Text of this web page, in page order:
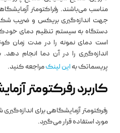
جهت اندازه‌گیری بریکس و ضریب
دستگاه به سیستم تنظیم دمای
است دمای نمونه را در مدت زمان
اندازه‌گیری را در آن دما انجام دهد.
پریسماتک بهاین لینکمراجعه کنید.
کاربرد رفرکتومتر
رفرکتومتر آزمایشگاهی برای
مورد استفاده قرار می‌گیرد.